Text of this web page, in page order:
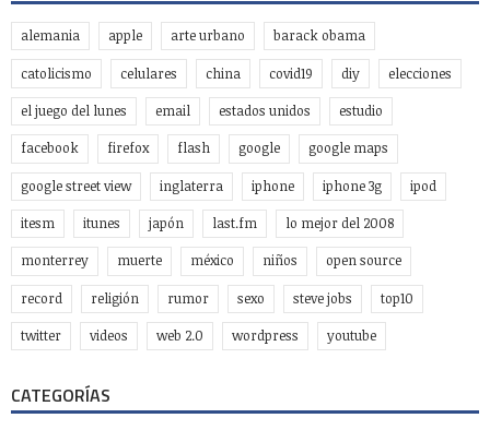
alemania apple arte urbano barack obama
catolicismo celulares china covid19 diy elecciones
el juego del lunes email estados unidos estudio
facebook firefox flash google google maps
google street view inglaterra iphone iphone 3g ipod
itesm itunes japón last.fm lo mejor del 2008
monterrey muerte méxico niños open source
record religión rumor sexo steve jobs top10
twitter videos web 2.0 wordpress youtube
CATEGORÍAS